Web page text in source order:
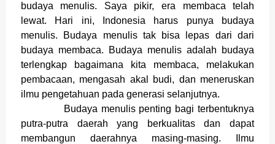
budaya menulis. Saya pikir, era membaca telah
lewat. Hari ini, Indonesia harus punya budaya
menulis. Budaya menulis tak bisa lepas dari dari
budaya membaca. Budaya menulis adalah budaya
terlengkap bagaimana kita membaca, melakukan
pembacaan, mengasah akal budi, dan meneruskan
ilmu pengetahuan pada generasi selanjutnya.
Budaya menulis penting bagi terbentuknya
putra-putra daerah yang berkualitas dan dapat
membangun daerahnya masing-masing. Ilmu